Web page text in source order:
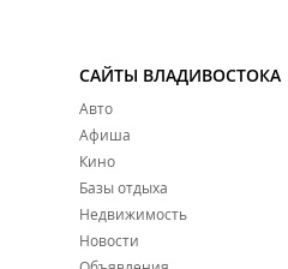
САЙТЫ ВЛАДИВОСТОКА
Авто
Афиша
Кино
Базы отдыха
Недвижимость
Новости